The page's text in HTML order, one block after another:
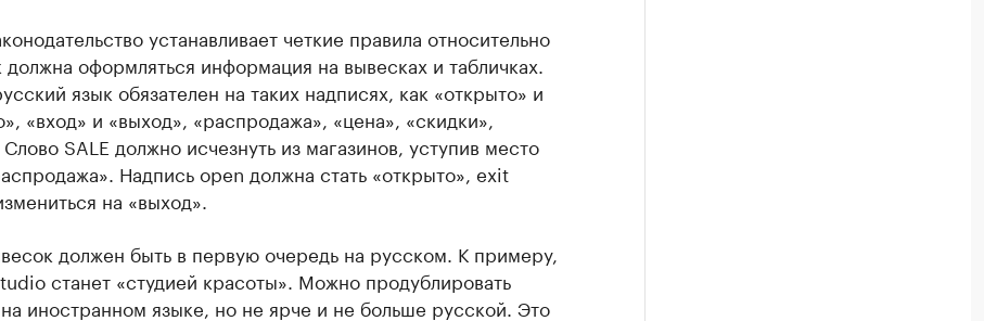
устанавливает четкие правила относительно
должна оформляться информация на вывесках и табличках.
язык обязателен на таких надписях, как «открыто» и
«вход» и «выход», «распродажа», «цена», «скидки»,
SALE должно исчезнуть из магазинов, уступив место
Надпись open должна стать «открыто», exit
на «выход».
должен быть в первую очередь на русском. К примеру,
станет «студией красоты». Можно продублировать
иностранном языке, но не ярче и не больше русской. Это